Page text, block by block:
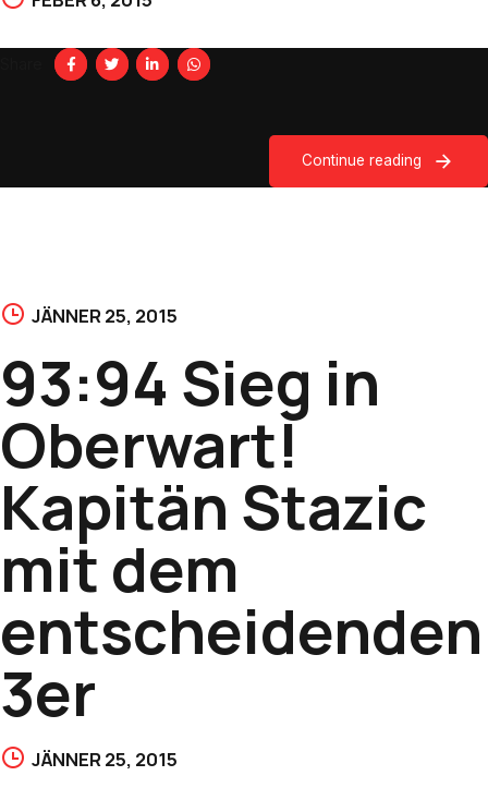
Continue reading
JÄNNER 25, 2015
93:94 Sieg in
Oberwart!
Kapitän Stazic
mit dem
entscheidenden
3er
JÄNNER 25, 2015